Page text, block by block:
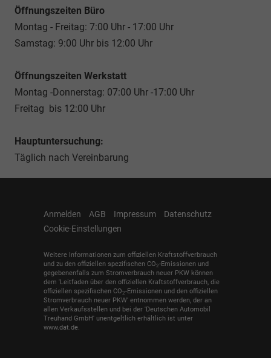
Öffnungszeiten Büro
Montag - Freitag: 7:00 Uhr - 17:00 Uhr
Samstag: 9:00 Uhr bis 12:00 Uhr
Öffnungszeiten Werkstatt
Montag -Donnerstag: 07:00 Uhr -17:00 Uhr
Freitag bis 12:00 Uhr
Hauptuntersuchung:
Täglich nach Vereinbarung
Anmelden AGB Impressum
Datenschutz
Cookie-Einstellungen
Weitere Informationen zum offiziellen Kraftstoffverbrauch
und zu den offiziellen spezifischen CO2-Emissionen und
gegebenenfalls zum Stromverbrauch neuer PKW können
dem 'Leitfaden über den offiziellen Kraftstoffverbrauch, die
offiziellen spezifischen CO2-Emissionen und den offiziellen
Stromverbrauch neuer PKW' entnommen werden, der an
allen Verkaufsstellen und bei der 'Deutschen Automobil
Treuhand GmbH' unentgeltlich erhältlich ist unter
www.dat.de.